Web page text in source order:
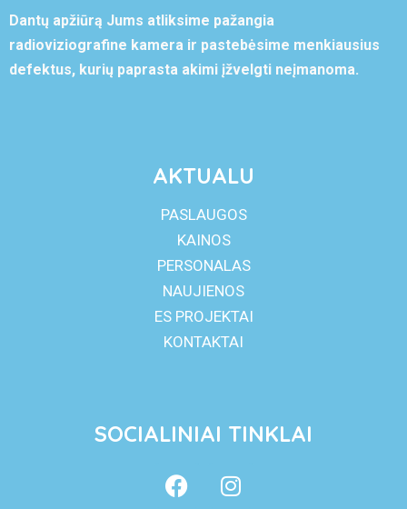
Dantų apžiūrą Jums atliksime pažangia
radioviziografine kamera ir pastebėsime menkiausius
defektus, kurių paprasta akimi įžvelgti neįmanoma.
AKTUALU
PASLAUGOS
KAINOS
PERSONALAS
NAUJIENOS
ES PROJEKTAI
KONTAKTAI
SOCIALINIAI TINKLAI